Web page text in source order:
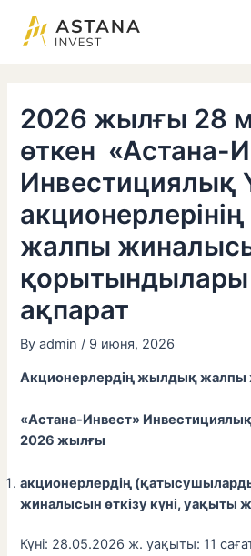
content
2026 жылғы 28
өткен «Астана-
Инвестициялық
жалпы
қорытындылары
ақпарат
Byadmin / 9 июня, 2026
Акционерлердің жылдық жалпы
«Астана-Инвест»
2026 жылғы
акционерлердің
жиналысын өткізу күні, уақыты
Күні: 28.05.2026 ж. уақыты: 11
по
записям